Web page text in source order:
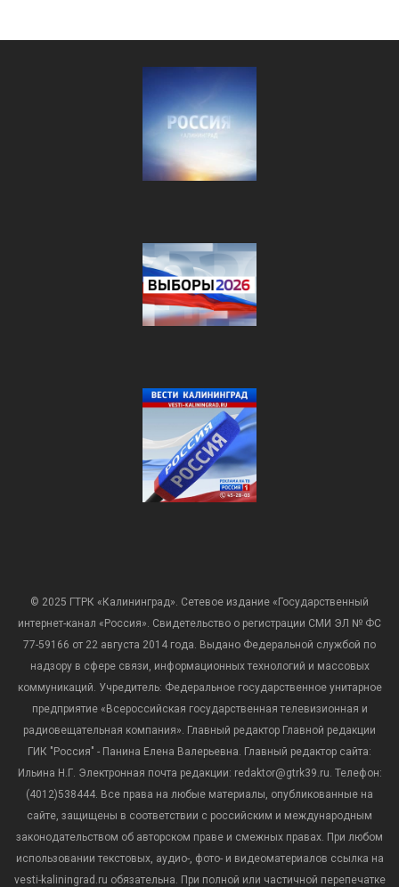
© 2025 ГТРК «Калининград». Сетевое издание «Государственный
интернет-канал «Россия». Свидетельство о регистрации СМИ ЭЛ № ФС
77-59166 от 22 августа 2014 года. Выдано Федеральной службой по
надзору в сфере связи, информационных технологий и массовых
коммуникаций. Учредитель: Федеральное государственное унитарное
предприятие «Всероссийская государственная телевизионная и
радиовещательная компания». Главный редактор Главной редакции
ГИК "Россия" - Панина Елена Валерьевна. Главный редактор сайта:
Ильина Н.Г. Электронная почта редакции: redaktor@gtrk39.ru. Телефон:
(4012)538444. Все права на любые материалы, опубликованные на
сайте, защищены в соответствии с российским и международным
законодательством об авторском праве и смежных правах. При любом
использовании текстовых, аудио-, фото- и видеоматериалов ссылка на
vesti-kaliningrad.ru обязательна. При полной или частичной перепечатке